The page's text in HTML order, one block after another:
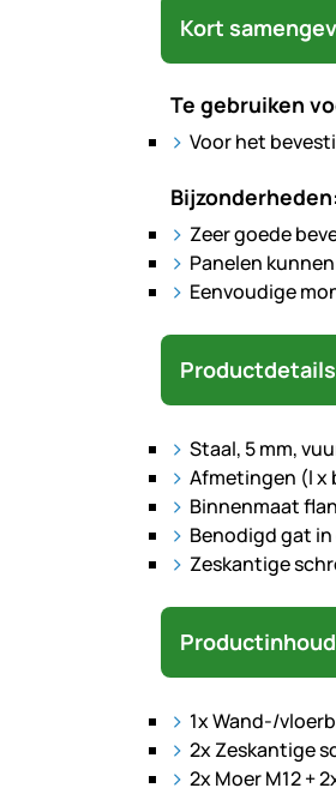
Kort
Te gebruiken
Voor het
Zeer goede
Panelen
Eenvoudige
Productdetails
Staal, 5 mm,
Afmetingen (l x
Binnenmaat
Benodigd gat in
Zeskantige
Productinhoud
1x Wand-/
2x Zeskantige
2x Moer M12 +